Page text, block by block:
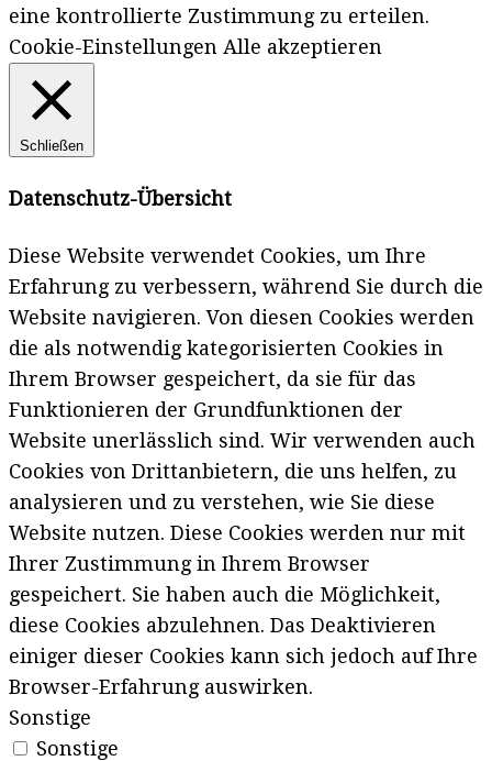
eine kontrollierte Zustimmung zu erteilen.
Cookie-Einstellungen Alle akzeptieren
Schließen
Datenschutz-Übersicht
Diese Website verwendet Cookies, um Ihre
Erfahrung zu verbessern, während Sie durch die
Website navigieren. Von diesen Cookies werden
die als notwendig kategorisierten Cookies in
Ihrem Browser gespeichert, da sie für das
Funktionieren der Grundfunktionen der
Website unerlässlich sind. Wir verwenden auch
Cookies von Drittanbietern, die uns helfen, zu
analysieren und zu verstehen, wie Sie diese
Website nutzen. Diese Cookies werden nur mit
Ihrer Zustimmung in Ihrem Browser
gespeichert. Sie haben auch die Möglichkeit,
diese Cookies abzulehnen. Das Deaktivieren
einiger dieser Cookies kann sich jedoch auf Ihre
Browser-Erfahrung auswirken.
Sonstige
Sonstige